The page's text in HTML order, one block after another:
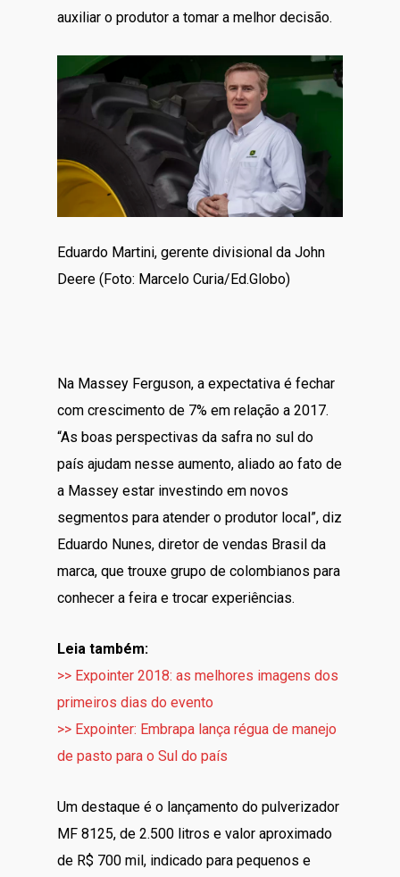
auxiliar o produtor a tomar a melhor decisão.
Eduardo Martini, gerente divisional da John
Deere (Foto: Marcelo Curia/Ed.Globo)
Na Massey Ferguson, a expectativa é fechar
com crescimento de 7% em relação a 2017.
“As boas perspectivas da safra no sul do
país ajudam nesse aumento, aliado ao fato de
a Massey estar investindo em novos
segmentos para atender o produtor local”, diz
Eduardo Nunes, diretor de vendas Brasil da
marca, que trouxe grupo de colombianos para
conhecer a feira e trocar experiências.
Leia também:
>> Expointer 2018: as melhores imagens dos
primeiros dias do evento
>> Expointer: Embrapa lança régua de manejo
de pasto para o Sul do país
Um destaque é o lançamento do pulverizador
MF 8125, de 2.500 litros e valor aproximado
de R$ 700 mil, indicado para pequenos e